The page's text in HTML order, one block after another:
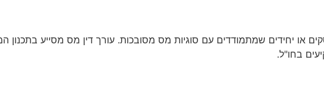
או יחידים שמתמודדים עם סוגיות מס מסובכות. עורך דין מס מסייע בתכנון
בחו"ל.